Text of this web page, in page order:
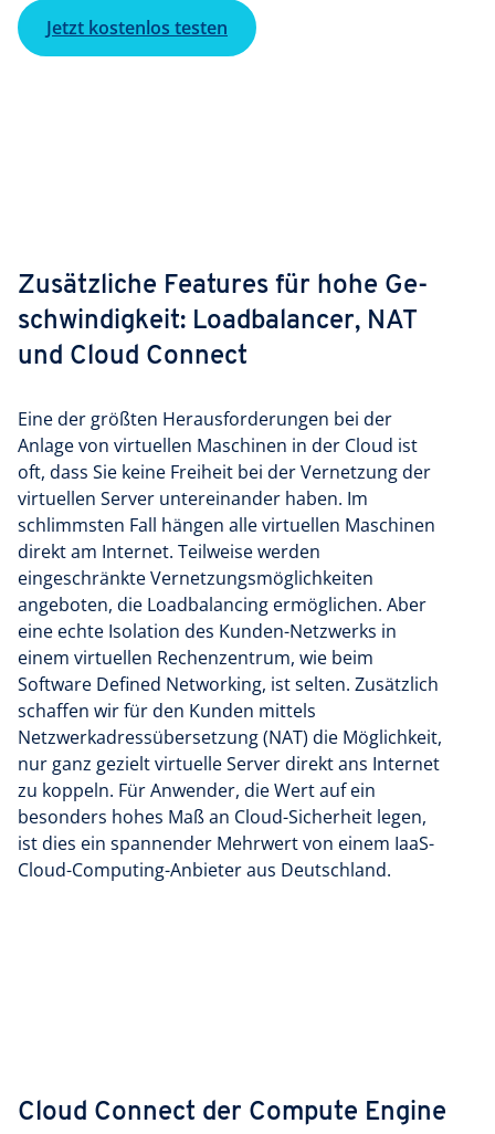
Jetzt kostenlos testen
Zusätzliche Features für hohe Ge­
schwin­dig­keit: Loadbalancer­, NAT
und Cloud Connect
Eine der größten Herausforderungen bei der
Anlage von virtuellen Maschinen in der Cloud ist
oft, dass Sie keine Freiheit bei der Vernetzung der
virtuellen Server untereinander haben. Im
schlimmsten Fall hängen alle virtuellen Maschinen
direkt am Internet. Teilweise werden
eingeschränkte Vernetzungsmöglichkeiten
angeboten, die Loadbalancing ermöglichen. Aber
eine echte Isolation des Kunden-Netzwerks in
einem virtuellen Rechenzentrum, wie beim
Software Defined Networking, ist selten. Zusätzlich
schaffen wir für den Kunden mittels
Netzwerkadressübersetzung (NAT) die Möglichkeit,
nur ganz gezielt virtuelle Server direkt ans Internet
zu koppeln. Für Anwender, die Wert auf ein
besonders hohes Maß an Cloud-Sicherheit legen,
ist dies ein spannender Mehrwert von einem IaaS-
Cloud-Computing-Anbieter aus Deutschland.
Cloud Connect der Compute Engine